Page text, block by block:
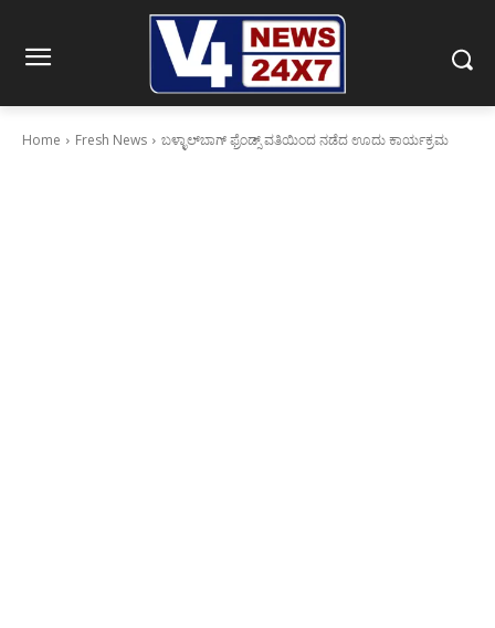
Home Fresh News ಬಳ್ಳಾಲ್‍ಬಾಗ್ ಫ್ರೆಂಡ್ಸ್ ವತಿಯಿಂದ ನಡೆದ ಊದು ಕಾರ್ಯಕ್ರಮ